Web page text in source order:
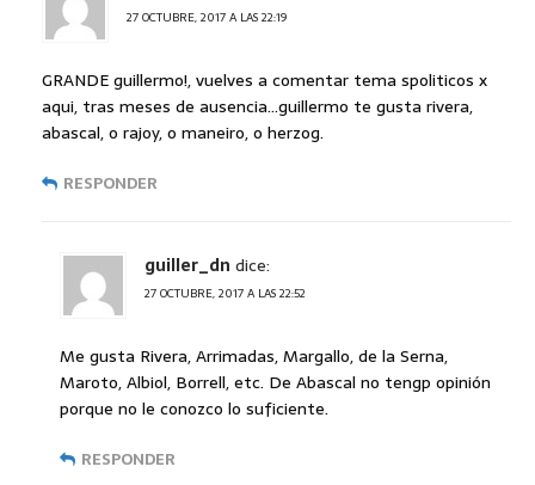
27 OCTUBRE, 2017 A LAS 22:19
GRANDE guillermo!, vuelves a comentar tema spoliticos x
aqui, tras meses de ausencia…guillermo te gusta rivera,
abascal, o rajoy, o maneiro, o herzog.
RESPONDER
guiller_dn dice:
27 OCTUBRE, 2017 A LAS 22:52
Me gusta Rivera, Arrimadas, Margallo, de la Serna,
Maroto, Albiol, Borrell, etc. De Abascal no tengp opinión
porque no le conozco lo suficiente.
RESPONDER